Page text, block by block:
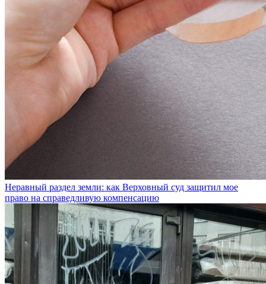
Неравный раздел земли: как Верховный суд защитил мое
право на справедливую компенсацию